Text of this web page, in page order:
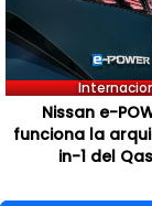
Nissan e-
funciona la
in-1 del